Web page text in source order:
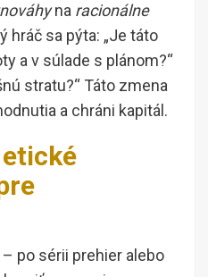
na racionálne
hráč sa pýta: „Je táto
a v súlade s plánom?“
stratu?“ Táto zmena
a chráni kapitál.
– po sérii prehier alebo